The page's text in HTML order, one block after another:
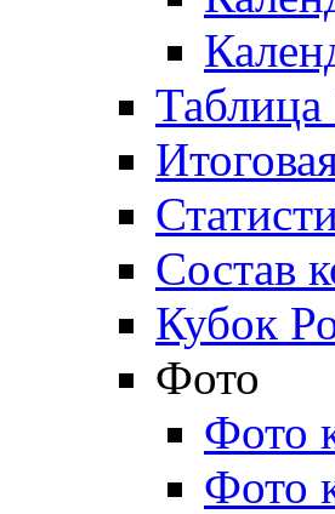
Таблица
Состав
Кубок
Фото
Фото
Фото